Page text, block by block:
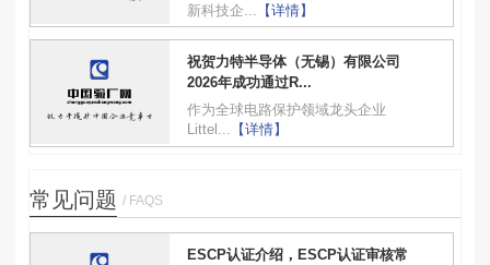
新科技企...
【详情】
祝贺力特半导体（无锡）有限公司
2026年成功通过R...
作为全球电路保护领域龙头企业
Littel... 【详情】
常见问题 / FAQS
ESCP认证介绍，ESCP认证审核常